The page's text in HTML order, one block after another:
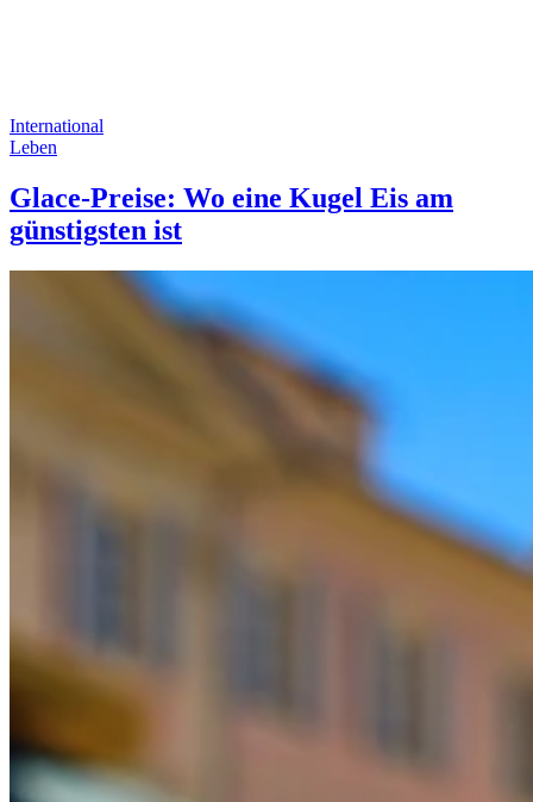
International
Leben
Glace-Preise: Wo eine Kugel Eis am
günstigsten ist